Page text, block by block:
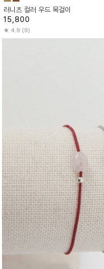
러니츠 컬러 우드 목걸이
15,800
4.9 (9)